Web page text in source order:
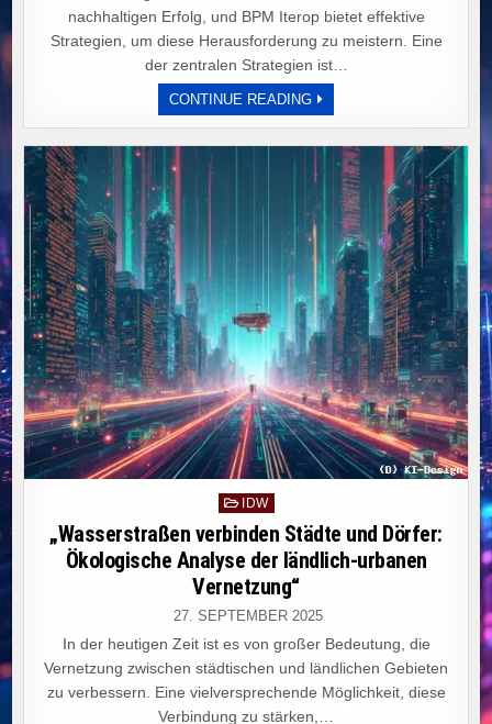
nachhaltigen Erfolg, und BPM Iterop bietet effektive
Strategien, um diese Herausforderung zu meistern. Eine
der zentralen Strategien ist…
CONTINUE READING„MIT
BPM
ITEROP:
SKALIERUNG
FÜR
UNTERNEHMEN
LEICHT
GEMACHT!“
Posted
in
IDW
„Wasserstraßen verbinden Städte und Dörfer:
Ökologische Analyse der ländlich-urbanen
Vernetzung“
27. SEPTEMBER 2025
In der heutigen Zeit ist es von großer Bedeutung, die
Vernetzung zwischen städtischen und ländlichen Gebieten
zu verbessern. Eine vielversprechende Möglichkeit, diese
Verbindung zu stärken,…